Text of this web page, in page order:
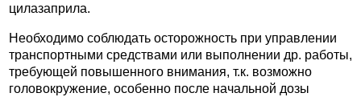
цилазаприла.
Необходимо соблюдать осторожность при управлении
транспортными средствами или выполнении др. работы,
требующей повышенного внимания, т.к. возможно
головокружение, особенно после начальной дозы